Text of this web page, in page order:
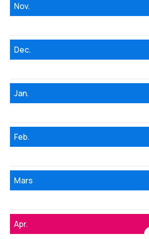
Nov.
Dec.
Jan.
Feb.
Mars
Apr.